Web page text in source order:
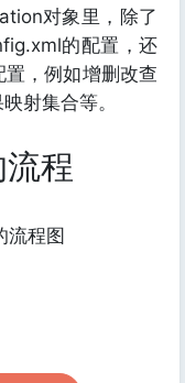
对象里，除了
的配置，还
，例如增删改查
射集合等。
程
流程图